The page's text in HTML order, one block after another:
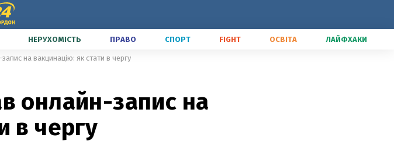
НЕРУХОМІСТЬ ПРАВО СПОРТ FIGHT ОСВІТА ЛАЙФХАКИ
на вакцинацію: як стати в чергу
онлайн-запис на
в чергу